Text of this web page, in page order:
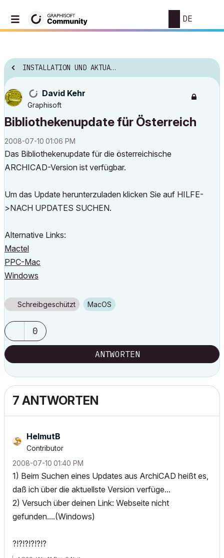
DE
INSTALLATION UND AKTUALISIERUNG
David Kehr
Graphisoft
Bibliothekenupdate für Österreich
‎2008-07-10 01:06 PM
Das Bibliothekenupdate für die österreichische
ARCHICAD-Version ist verfügbar.
Um das Update herunterzuladen klicken Sie auf HILFE-
>NACH UPDATES SUCHEN.
Alternative Links:
Mactel
PPC-Mac
Windows
Schreibgeschützt macOS
0
ANTWORTEN
7 ANTWORTEN
HelmutB
Contributor
‎2008-07-10 01:40 PM
1) Beim Suchen eines Updates aus ArchiCAD heißt es,
daß ich über die aktuellste Version verfüge...
2) Versuch über deinen Link: Webseite nicht
gefunden....(Windows)
?!?!?!?!?!?